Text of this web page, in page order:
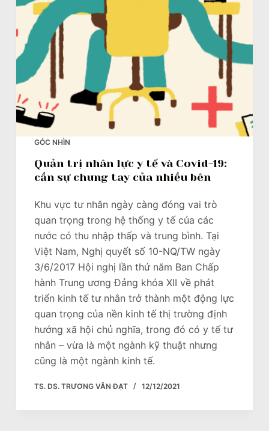
u
n
GÓC NHÌN
Quản trị nhân lực y tế và Covid-19:
cần sự chung tay của nhiều bên
Khu vực tư nhân ngày càng đóng vai trò
quan trọng trong hệ thống y tế của các
nước có thu nhập thấp và trung bình. Tại
Việt Nam, Nghị quyết số 10-NQ/TW ngày
3/6/2017 Hội nghị lần thứ năm Ban Chấp
hành Trung ương Đảng khóa XII về phát
triển kinh tế tư nhân trở thành một động lực
quan trọng của nền kinh tế thị trường định
hướng xã hội chủ nghĩa, trong đó có y tế tư
nhân – vừa là một ngành kỹ thuật nhưng
cũng là một ngành kinh tế.
TS. DS. TRƯƠNG VĂN ĐẠT 12/12/2021